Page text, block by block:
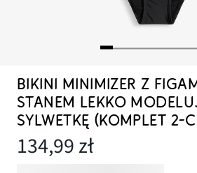
BIKINI MINIMIZER Z
STANEM LEKKO
SYLWETKĘ (KOMPLET 2-
134,99 zł